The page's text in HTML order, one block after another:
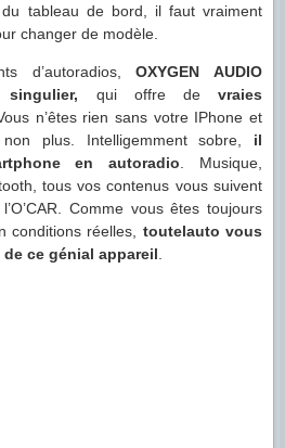
tableau de bord, il faut vraiment
changer de modèle.
d’autoradios,OXYGEN AUDIO
qui offre devraies
n’êtes rien sans votre IPhone et
plus. Intelligemment sobre,
il
en autoradio . Musique,
tous vos contenus vous suivent
Comme vous êtes toujours
conditions réelles,
toutelauto vous
ce génial appareil